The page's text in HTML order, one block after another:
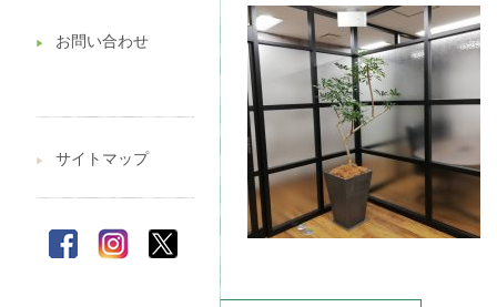
▶︎ お問い合わせ
▶︎ サイトマップ